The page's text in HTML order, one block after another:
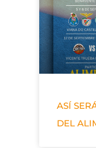
ASÍ
DEL